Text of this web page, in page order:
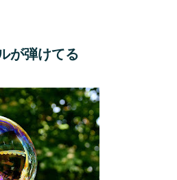
が弾けてる